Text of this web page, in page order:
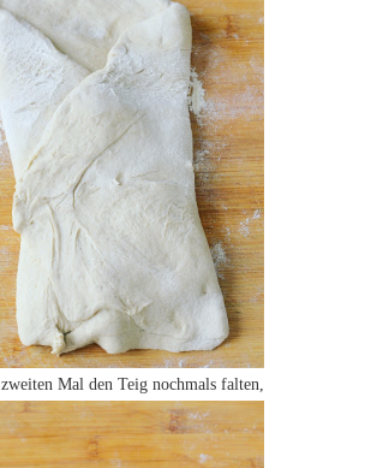
Mal den Teig nochmals falten,